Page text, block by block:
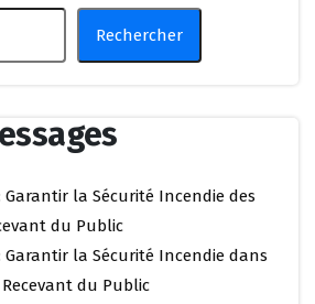
Rechercher
Garantir la Sécurité Incendie des
du Public
Garantir la Sécurité Incendie dans
du Public